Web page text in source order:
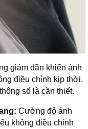
giảm dần khiến ảnh
điều chỉnh kịp thời.
số là cần thiết.
Cường độ ánh
không điều chỉnh